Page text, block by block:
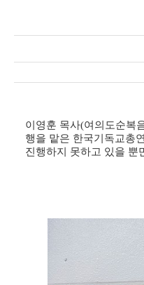
이영훈 목사(여의도순복
행을 맡은 한국기독교총
진행하지 못하고 있을 뿐